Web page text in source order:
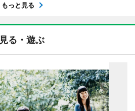
もっと見る
見る・遊ぶ